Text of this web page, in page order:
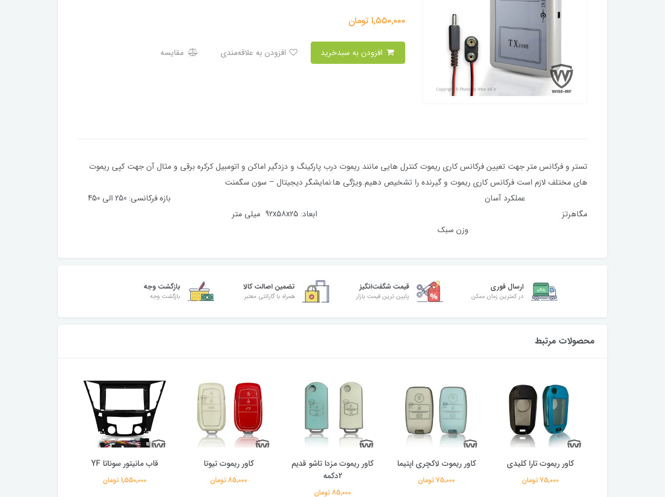
1,550,000تومان
مقایسه
تستر و فرکانس متر جهت تعیین فرکانس کاری ریموت کنترل هایی مانند ریموت درب پارکینگ و دزدگیر اماکن و اتومبیل کرکره برقی و مثال آن جهت کپی ریموت
های مختلف لازم است فرکانس کاری ریموت و گیرنده را تشخیص دهیم.ویژگی ها:نمایشگر دیجیتال – سون سگمنت
عملکرد آسان بازه فرکانسی: 250 الی 450
مگاهرتز ابعاد: 92x58x25 میلی متر
وزن سبک
ارسال فوری
در کمترین زمان ممکن
قیمت شگفت‌انگیز
پایین ترین قیمت بازار
تضمین اصالت کالا
همراه با گارانتی معتبر
بازگشت وجه
بازگشت وجه
محصولات مرتبط
کاور ریموت تارا کلیدی
75,000 تومان
کاور ریموت لاکچری اپتیما
75,000 تومان
کاور ریموت مزدا تاشو قدیم
۲دکمه
85,000 تومان
کاور ریموت تیوتا
85,000 تومان
قاب مانیتور سوناتا YF
1,550,000 تومان